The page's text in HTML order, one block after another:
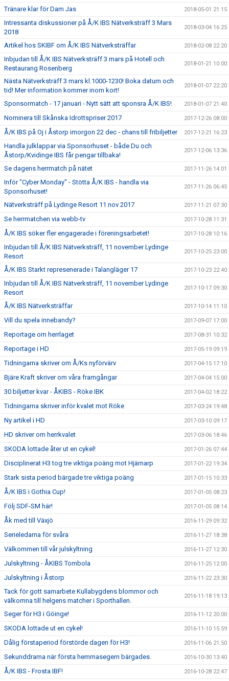
Tränare klar för Dam Jas 2018-05-01 21:15
Intressanta diskussioner på Å/K IBS Nätverksträff 3 Mars
2018
2018-03-04 16:25
Artikel hos SKIBF om Å/K IBS Nätverksträffar 2018-02-08 22:20
Inbjudan till Å/K IBS Nätverksträff 3 mars på Hotell och
Restaurang Rosenberg
2018-01-21 10:00
Nästa Nätverksträff 3 mars kl.1000-1230! Boka datum och
tid! Mer information kommer inom kort!
2018-01-07 22:20
Sponsormatch - 17 januari - Nytt sätt att sponsra Å/K IBS! 2018-01-07 21:40
Nominera till Skånska Idrottspriser 2017 2017-12-26 08:00
Å/K IBS på Oj i Åstorp imorgon 22 dec - chans till fribiljetter 2017-12-21 16:23
Handla julklappar via Sponsorhuset - både Du och
Åstorp/Kvidinge IBS får pengar tillbaka!
2017-12-06 13:36
Se dagens herrmatch på nätet 2017-11-26 14:01
Inför "Cyber Monday" - Stötta Å/K IBS - handla via
Sponsorhuset!
2017-11-26 06:45
Nätverksträff på Lydinge Resort 11 nov 2017 2017-11-21 07:30
Se herrmatchen via webb-tv 2017-10-28 11:31
Å/K IBS söker fler engagerade i föreningsarbetet! 2017-10-28 10:16
Inbjudan till Å/K IBS Nätverksträff, 11 november Lydinge
Resort
2017-10-25 23:00
Å/K IBS Starkt represenerade i Talangläger 17 2017-10-23 22:40
Inbjudan till Å/K IBS Nätverksträff, 11 november Lydinge
Resort
2017-10-17 09:30
Å/K IBS Nätverksträffar 2017-10-14 11:10
Vill du spela innebandy? 2017-09-07 17:00
Reportage om herrlaget 2017-08-31 10:32
Reportage i HD 2017-05-19 09:19
Tidningarna skriver om Å/Ks nyförvärv 2017-04-15 17:10
Bjäre Kraft skriver om våra framgångar 2017-04-04 15:00
30 biljetter kvar - ÅKIBS - Röke IBK 2017-04-02 18:22
Tidningarna skriver inför kvalet mot Röke 2017-03-24 19:48
Ny artikel i HD 2017-03-10 09:17
HD skriver om herrkvalet 2017-03-06 18:46
SKODA lottade åter ut en cykel! 2017-01-26 07:44
Disciplinerat H3 tog tre viktiga poäng mot Hjärnarp 2017-01-22 19:34
Stark sista period bärgade tre viktiga poäng 2017-01-15 10:33
Å/K IBS i Gothia Cup! 2017-01-05 08:23
Följ SDF-SM här! 2017-01-05 08:14
Åk med till Växjö 2016-11-29 09:32
Serieledarna för svåra 2016-11-27 18:38
Välkommen till vår julskyltning 2016-11-27 12:30
Julskyltning - ÅKIBS Tombola 2016-11-25 12:00
Julskyltning i Åstorp 2016-11-22 23:30
Tack för gott samarbete Kullabygdens blommor och
välkomna till helgens matcher i Sporthallen.
2016-11-18 19:13
Seger för H3 i Göinge! 2016-11-12 20:00
SKODA lottade ut en cykel! 2016-11-10 15:59
Dålig förstaperiod förstörde dagen för H3! 2016-11-06 21:50
Sekunddrama när första hemmasegern bärgades. 2016-10-30 13:40
Å/K IBS - Frosta IBF! 2016-10-28 22:47